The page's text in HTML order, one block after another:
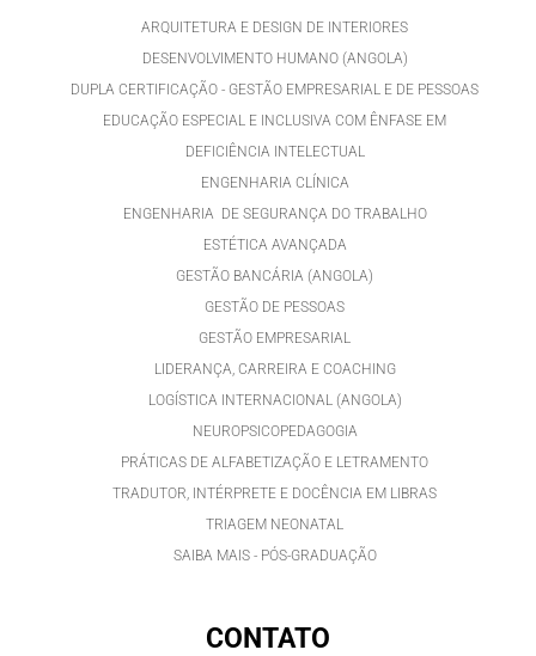
ARQUITETURA E DESIGN DE INTERIORES
DESENVOLVIMENTO HUMANO (ANGOLA)
DUPLA CERTIFICAÇÃO - GESTÃO EMPRESARIAL E DE PESSOAS
EDUCAÇÃO ESPECIAL E INCLUSIVA COM ÊNFASE EM
DEFICIÊNCIA INTELECTUAL
ENGENHARIA CLÍNICA
ENGENHARIA DE SEGURANÇA DO TRABALHO
ESTÉTICA AVANÇADA
GESTÃO BANCÁRIA (ANGOLA)
GESTÃO DE PESSOAS
GESTÃO EMPRESARIAL
LIDERANÇA, CARREIRA E COACHING
LOGÍSTICA INTERNACIONAL (ANGOLA)
NEUROPSICOPEDAGOGIA
PRÁTICAS DE ALFABETIZAÇÃO E LETRAMENTO
TRADUTOR, INTÉRPRETE E DOCÊNCIA EM LIBRAS
TRIAGEM NEONATAL
SAIBA MAIS - PÓS-GRADUAÇÃO
CONTATO